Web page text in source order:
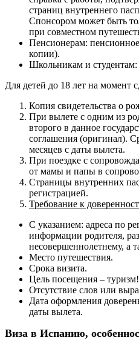
страниц внутреннего
Спонсором может быть
при совместном
Пенсионерам: пенсионное
копии).
Школьникам и студентам:
Для детей до 18 лет на момент
Копия свидетельства о
При вылете с одним из
второго в данное
соглашения (оригинал).
месяцев с даты вылета.
При поездке с
от мамы и папы в
Страницы внутренних
регистрацией.
Требование к
С указанием: адреса по
информации родителя,
несовершеннолетнему, а
Место путешествия.
Срока визита.
Цель посещения – туризм!
Отсутствие слов или
Дата оформления
даты вылета.
Виза в Испанию,